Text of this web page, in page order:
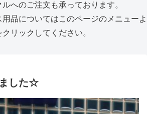
へのご注文も承っております。
品についてはこのページのメニューよ
リックしてください。
した☆